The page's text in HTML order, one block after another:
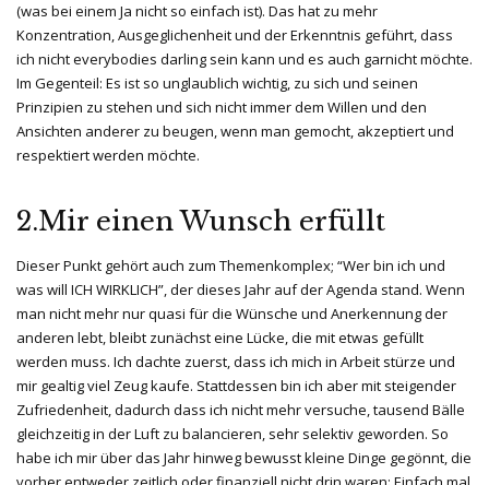
(was bei einem Ja nicht so einfach ist). Das hat zu mehr
Konzentration, Ausgeglichenheit und der Erkenntnis geführt, dass
ich nicht everybodies darling sein kann und es auch garnicht möchte.
Im Gegenteil: Es ist so unglaublich wichtig, zu sich und seinen
Prinzipien zu stehen und sich nicht immer dem Willen und den
Ansichten anderer zu beugen, wenn man gemocht, akzeptiert und
respektiert werden möchte.
2.Mir einen Wunsch erfüllt
Dieser Punkt gehört auch zum Themenkomplex; “Wer bin ich und
was will ICH WIRKLICH”, der dieses Jahr auf der Agenda stand. Wenn
man nicht mehr nur quasi für die Wünsche und Anerkennung der
anderen lebt, bleibt zunächst eine Lücke, die mit etwas gefüllt
werden muss. Ich dachte zuerst, dass ich mich in Arbeit stürze und
mir gealtig viel Zeug kaufe. Stattdessen bin ich aber mit steigender
Zufriedenheit, dadurch dass ich nicht mehr versuche, tausend Bälle
gleichzeitig in der Luft zu balancieren, sehr selektiv geworden. So
habe ich mir über das Jahr hinweg bewusst kleine Dinge gegönnt, die